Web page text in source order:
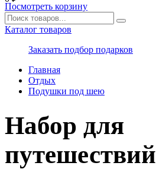
Посмотреть корзину
Каталог товаров
Заказать подбор подарков
Главная
Отдых
Подушки под шею
Набор для
путешествий